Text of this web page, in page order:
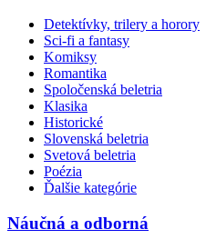
Detektívky, trilery a horory
Sci-fi a fantasy
Komiksy
Romantika
Spoločenská beletria
Klasika
Historické
Slovenská beletria
Svetová beletria
Poézia
Ďalšie kategórie
Náučná a odborná